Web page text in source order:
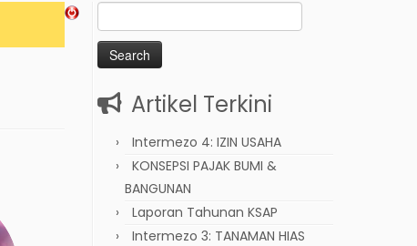
Search
for:
Artikel Terkini
Intermezo 4: IZIN USAHA
KONSEPSI PAJAK BUMI &
BANGUNAN
Laporan Tahunan KSAP
Intermezo 3: TANAMAN HIAS